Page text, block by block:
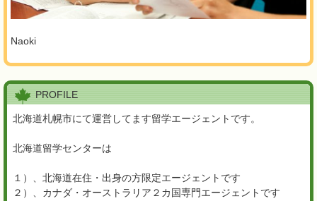
Naoki
PROFILE
北海道札幌市にて運営してます留学エージェントです。
北海道留学センターは
１）、北海道在住・出身の方限定エージェントです
２）、カナダ・オーストラリア２カ国専門エージェントです